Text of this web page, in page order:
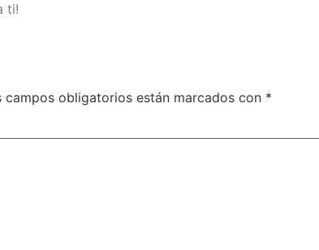
ti!
campos obligatorios están marcados con *